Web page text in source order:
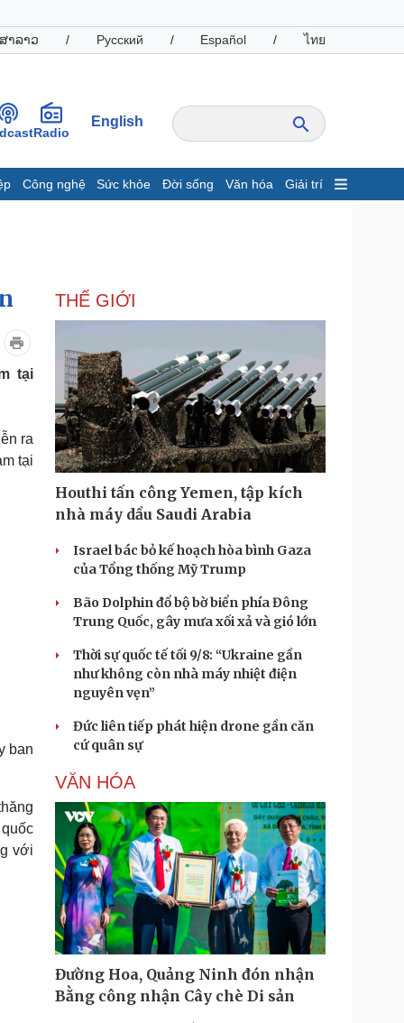
າລາວ / Русский / Español / ไทย
Radio
English
Công nghệ Sức khỏe Đời sống Văn hóa Giải trí
Giá cà phê
nghiệp
tin doanh nghiệp
nghiệp 24h
nhân
cộng đồng
Công nghệ
Sành điệu
Tin Công nghệ
Trải nghiệm
Chuyển đổi số
Podcast
Đọc truyện đêm khuya
Cửa sổ tình yêu
Hạt giống tâm hồn
tại
ra
tại
ban
với
THẾ GIỚI
Houthi tấn công Yemen, tập kích
nhà máy dầu Saudi Arabia
Israel bác bỏ kế hoạch hòa bình Gaza
của Tổng thống Mỹ Trump
Bão Dolphin đổ bộ bờ biển phía Đông
Trung Quốc, gây mưa xối xả và gió lớn
Thời sự quốc tế tối 9/8: “Ukraine gần
như không còn nhà máy nhiệt điện
nguyên vẹn”
Đức liên tiếp phát hiện drone gần căn
cứ quân sự
VĂN HÓA
Đường Hoa, Quảng Ninh đón nhận
Bằng công nhận Cây chè Di sản